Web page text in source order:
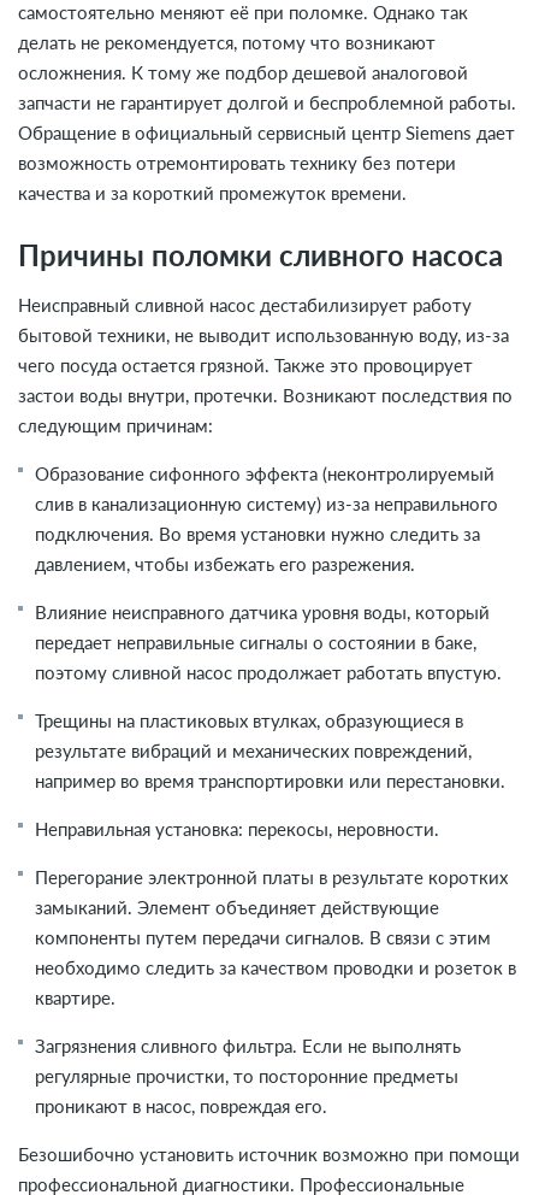
самостоятельно меняют её при поломке. Однако так
делать не рекомендуется, потому что возникают
осложнения. К тому же подбор дешевой аналоговой
запчасти не гарантирует долгой и беспроблемной работы.
Обращение в официальный сервисный центр Siemens дает
возможность отремонтировать технику без потери
качества и за короткий промежуток времени.
Причины поломки сливного насоса
Неисправный сливной насос дестабилизирует работу
бытовой техники, не выводит использованную воду, из-за
чего посуда остается грязной. Также это провоцирует
застои воды внутри, протечки. Возникают последствия по
следующим причинам:
Образование сифонного эффекта (неконтролируемый
слив в канализационную систему) из-за неправильного
подключения. Во время установки нужно следить за
давлением, чтобы избежать его разрежения.
Влияние неисправного датчика уровня воды, который
передает неправильные сигналы о состоянии в баке,
поэтому сливной насос продолжает работать впустую.
Трещины на пластиковых втулках, образующиеся в
результате вибраций и механических повреждений,
например во время транспортировки или перестановки.
Неправильная установка: перекосы, неровности.
Перегорание электронной платы в результате коротких
замыканий. Элемент объединяет действующие
компоненты путем передачи сигналов. В связи с этим
необходимо следить за качеством проводки и розеток в
квартире.
Загрязнения сливного фильтра. Если не выполнять
регулярные прочистки, то посторонние предметы
проникают в насос, повреждая его.
Безошибочно установить источник возможно при помощи
профессиональной диагностики. Профессиональные